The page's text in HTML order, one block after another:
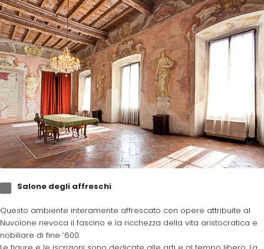
Salone degli affreschi
Questo ambiente interamente affrescato con opere attribuite al
Nuvolone rievoca il fascino e la ricchezza della vita aristocratica e
nobiliare di fine ‘600.